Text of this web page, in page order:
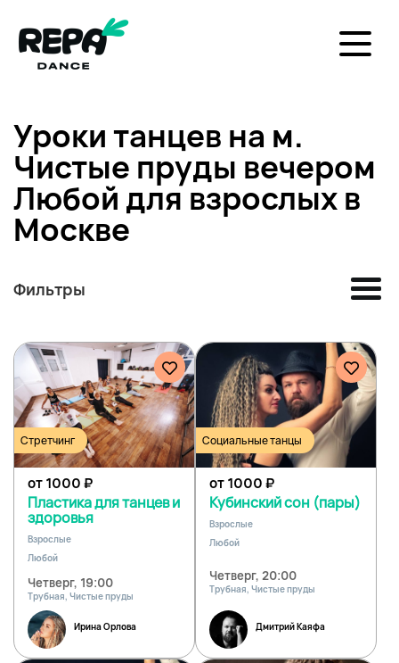
Уроки танцев на м.
Чистые пруды вечером
Любой для взрослых в
Москве
Фильтры
Стретчинг
от 1000₽
Пластика для танцев и
здоровья
Взрослые
Любой
Четверг, 19:00
Трубная, Чистые пруды
Ирина Орлова
Социальные танцы
от 1000₽
Кубинский сон (пары)
Взрослые
Любой
Четверг, 20:00
Трубная, Чистые пруды
Дмитрий Каяфа